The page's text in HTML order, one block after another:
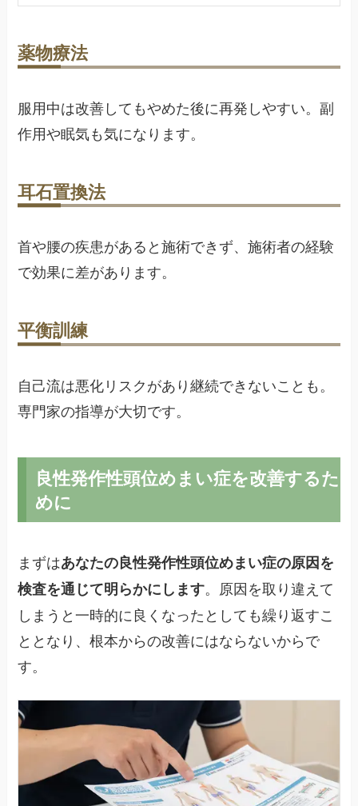
薬物療法
服用中は改善してもやめた後に再発しやすい。副
作用や眠気も気になります。
耳石置換法
首や腰の疾患があると施術できず、施術者の経験
で効果に差があります。
平衡訓練
自己流は悪化リスクがあり継続できないことも。
専門家の指導が大切です。
良性発作性頭位めまい症を改善するた
めに
まずはあなたの良性発作性頭位めまい症の原因を
検査を通じて明らかにします。原因を取り違えて
しまうと一時的に良くなったとしても繰り返すこ
ととなり、根本からの改善にはならないからで
す。